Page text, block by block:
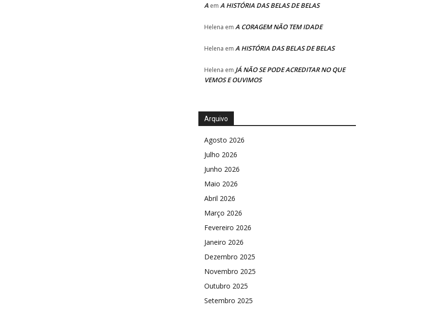
A em A HISTÓRIA DAS BELAS DE BELAS
Helena em A CORAGEM NÃO TEM IDADE
Helena em A HISTÓRIA DAS BELAS DE BELAS
Helena em JÁ NÃO SE PODE ACREDITAR NO QUE
VEMOS E OUVIMOS
Arquivo
Agosto 2026
Julho 2026
Junho 2026
Maio 2026
Abril 2026
Março 2026
Fevereiro 2026
Janeiro 2026
Dezembro 2025
Novembro 2025
Outubro 2025
Setembro 2025